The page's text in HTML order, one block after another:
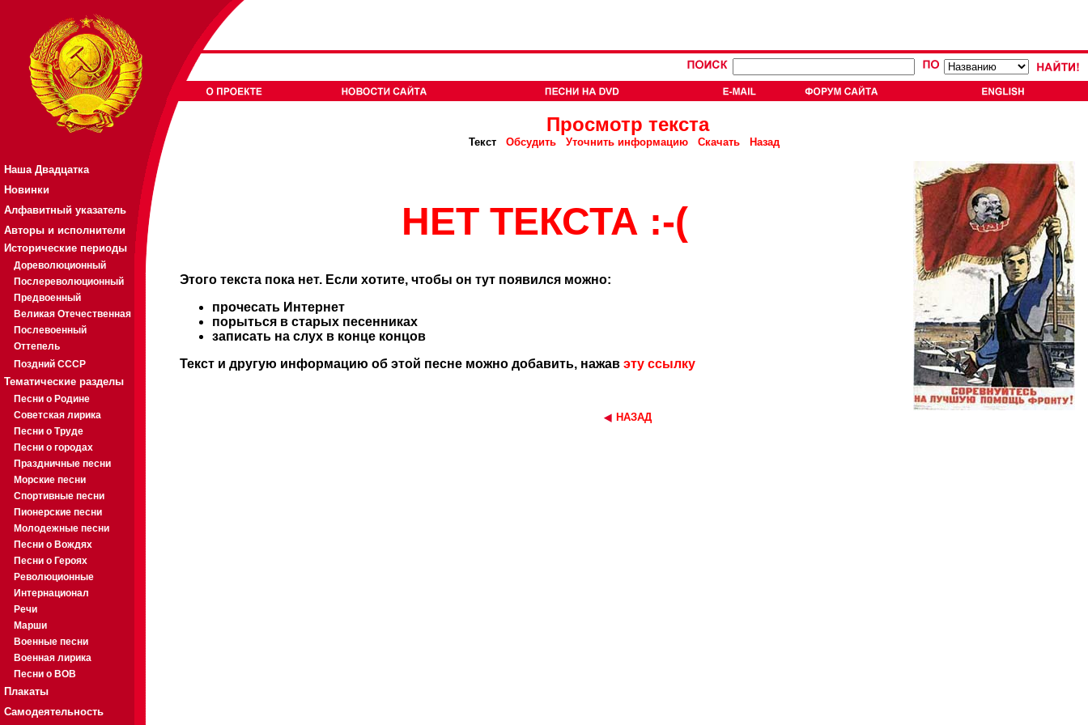
Наша Двадцатка
Новинки
Алфавитный указатель
Авторы и исполнители
Исторические периоды
Дореволюционный
Послереволюционный
Предвоенный
Великая Отечественная
Послевоенный
Оттепель
Поздний СССР
Тематические разделы
Песни о Родине
Советская лирика
Песни о Труде
Песни о городах
Праздничные песни
Морские песни
Спортивные песни
Пионерские песни
Молодежные песни
Песни о Вождях
Песни о Героях
Революционные
Интернационал
Речи
Марши
Военные песни
Военная лирика
Песни о ВОВ
Плакаты
Самодеятельность
Просмотр текста
Текст Обсудить Уточнить информацию Скачать Назад
НЕТ ТЕКСТА :-(
Этого текста пока нет. Если хотите, чтобы он тут появился можно:
прочесать Интернет
порыться в старых песенниках
записать на слух в конце концов
Текст и другую информацию об этой песне можно добавить, нажав эту ссылку
НАЗАД